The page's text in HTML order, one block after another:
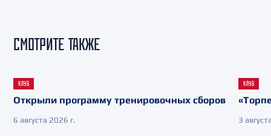
СМОТРИТЕ ТАКЖЕ
КЛУБ
Открыли программу тренировочных сборов
6 августа 2026 г.
КЛУБ
3